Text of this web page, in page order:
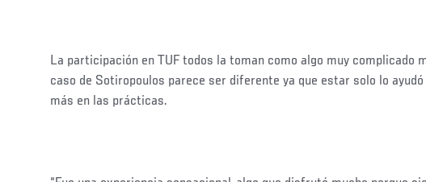
La participación en TUF todos la toman como algo muy complicado
caso de Sotiropoulos parece ser diferente ya que estar solo lo
más en las prácticas.